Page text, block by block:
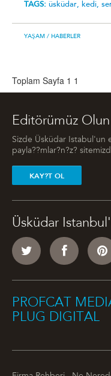
TAGS: üsküdar, kedi,
YAŞAM / HABERLER
Toplam Sayfa 1 1
Editörümüz
Sizde Üsküdar Istabul'un
payla??mlar?n?z?
KAY?T OL
Üsküdar
PROFCAT
PLUG DIGITAL